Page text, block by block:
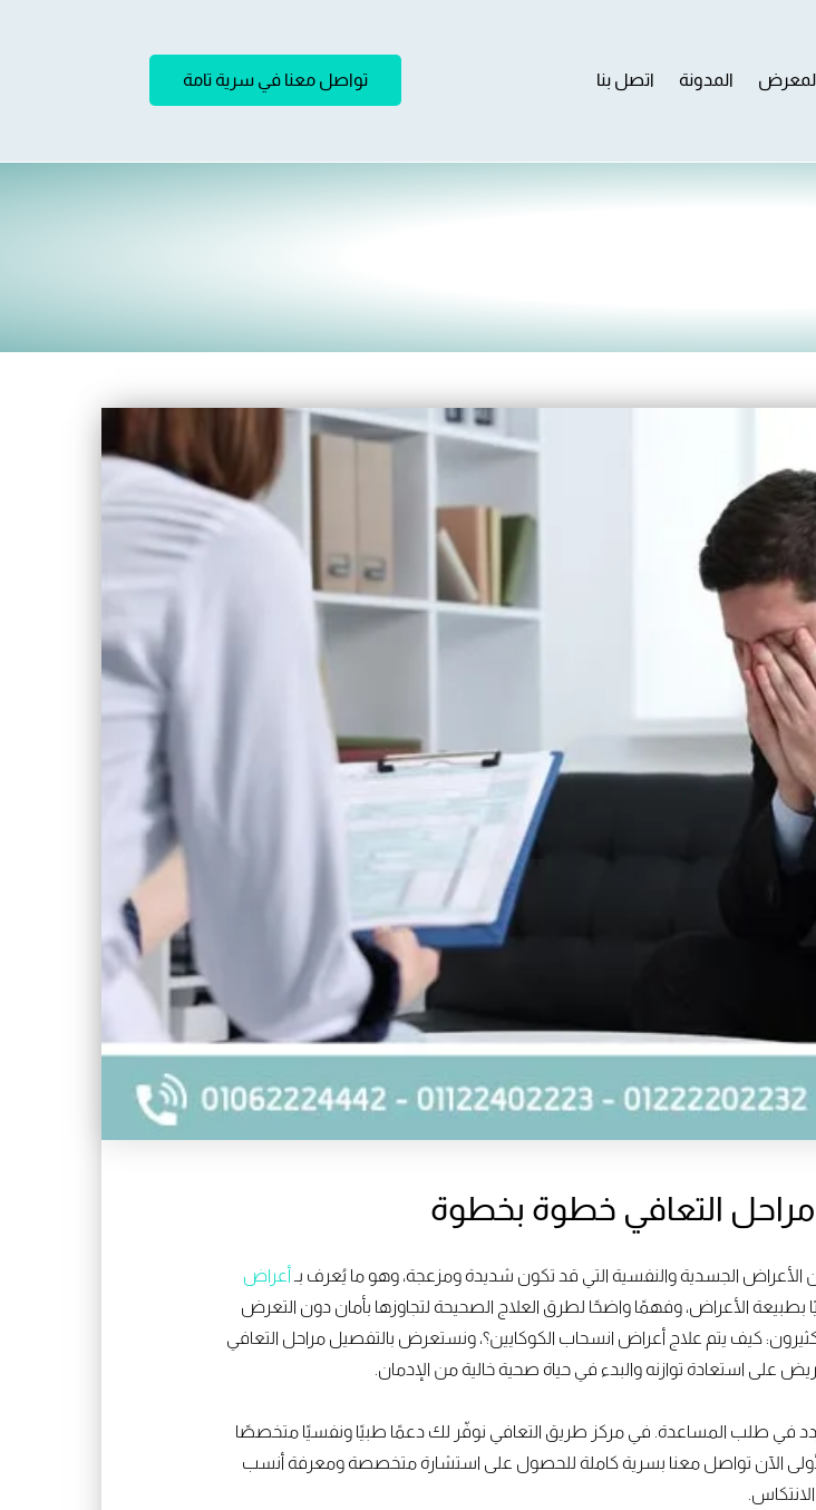
المعرض المدونة اتصل بنا تواصل معنا في سرية تامة
التعافي خطوة بخطوة
الجسدية والنفسية التي قد تكون شديدة ومزعجة، وهو ما يُعرف بـ أعراض
الأعراض، وفهمًا واضحًا لطرق العلاج الصحيحة لتجاوزها بأمان دون التعرض
كيف يتم علاج أعراض انسحاب الكوكايين؟، ونستعرض بالتفصيل مراحل التعافي
على استعادة توازنه والبدء في حياة صحية خالية من الإدمان.
تتردد في طلب المساعدة. في مركز طريق التعافي نوفّر لك دعمًا طبيًا ونفسيًا متخصصًا
الآن تواصل معنا بسرية كاملة للحصول على استشارة متخصصة ومعرفة أنسب